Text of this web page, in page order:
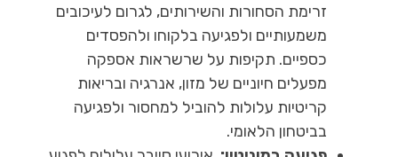
זרימת הסחורות והשירותים, לגרום לעיכובים
משמעותיים ולפגיעה בלקוחו ולהפסדים
כספיים. תקיפות על שרשראות אספקה
מפעלים חיוניים של מזון, אנרגיה ובריאות
קריטיות עלולות להוביל למחסור ולפגיעה
בביטחון הלאומי.